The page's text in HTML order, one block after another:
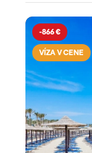
-866 €
VÍZA V CENE